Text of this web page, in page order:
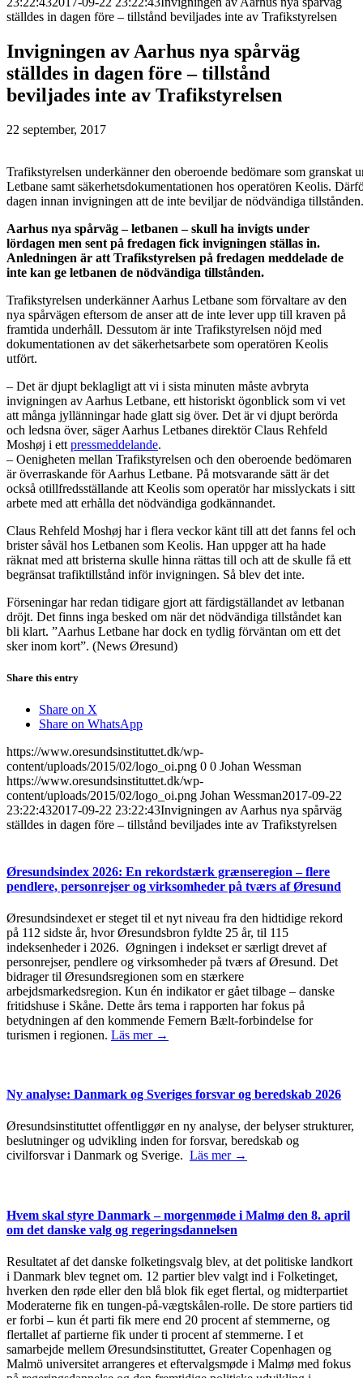
ställdes in dagen före – tillstånd beviljades inte av Trafikstyrelsen
Invigningen av Aarhus nya spårväg
ställdes in dagen före – tillstånd
beviljades inte av Trafikstyrelsen
22 september, 2017
Trafikstyrelsen underkänner den oberoende bedömare som granskat
Letbane samt säkerhetsdokumentationen hos operatören Keolis.
dagen innan invigningen att de inte beviljar de nödvändiga
Aarhus nya spårväg – letbanen – skull ha invigts under
lördagen men sent på fredagen fick invigningen ställas in.
Anledningen är att Trafikstyrelsen på fredagen meddelade de
inte kan ge letbanen de nödvändiga tillstånden.
Trafikstyrelsen underkänner Aarhus Letbane som förvaltare av den
nya spårvägen eftersom de anser att de inte lever upp till kraven på
framtida underhåll. Dessutom är inte Trafikstyrelsen nöjd med
dokumentationen av det säkerhetsarbete som operatören Keolis
utfört.
– Det är djupt beklagligt att vi i sista minuten måste avbryta
invigningen av Aarhus Letbane, ett historiskt ögonblick som vi vet
att många jyllänningar hade glatt sig över. Det är vi djupt berörda
och ledsna över, säger Aarhus Letbanes direktör Claus Rehfeld
Moshøj i ett pressmeddelande.
– Oenigheten mellan Trafikstyrelsen och den oberoende bedömaren
är överraskande för Aarhus Letbane. På motsvarande sätt är det
också otillfredsställande att Keolis som operatör har misslyckats i sitt
arbete med att erhålla det nödvändiga godkännandet.
Claus Rehfeld Moshøj har i flera veckor känt till att det fanns fel och
brister såväl hos Letbanen som Keolis. Han uppger att ha hade
räknat med att bristerna skulle hinna rättas till och att de skulle få ett
begränsat trafiktillstånd inför invigningen. Så blev det inte.
Förseningar har redan tidigare gjort att färdigställandet av letbanan
dröjt. Det finns inga besked om när det nödvändiga tillståndet kan
bli klart. ”Aarhus Letbane har dock en tydlig förväntan om ett det
sker inom kort”. (News Øresund)
Share this entry
Share on X
Share on WhatsApp
https://www.oresundsinstituttet.dk/wp-
content/uploads/2015/02/logo_oi.png 0 0 Johan Wessman
https://www.oresundsinstituttet.dk/wp-
content/uploads/2015/02/logo_oi.png Johan Wessman2017-09-22
23:22:432017-09-22 23:22:43Invigningen av Aarhus nya spårväg
ställdes in dagen före – tillstånd beviljades inte av Trafikstyrelsen
Øresundsindex 2026: En rekordstærk grænseregion – flere
pendlere, personrejser og virksomheder på tværs af Øresund
Øresundsindexet er steget til et nyt niveau fra den hidtidige rekord
på 112 sidste år, hvor Øresundsbron fyldte 25 år, til 115
indeksenheder i 2026. Øgningen i indekset er særligt drevet af
personrejser, pendlere og virksomheder på tværs af Øresund. Det
bidrager til Øresundsregionen som en stærkere
arbejdsmarkedsregion. Kun én indikator er gået tilbage – danske
fritidshuse i Skåne. Dette års tema i rapporten har fokus på
betydningen af den kommende Femern Bælt-forbindelse for
turismen i regionen. Läs mer →
Ny analyse: Danmark og Sveriges forsvar og beredskab 2026
Øresundsinstituttet offentliggør en ny analyse, der belyser strukturer,
beslutninger og udvikling inden for forsvar, beredskab og
civilforsvar i Danmark og Sverige. Läs mer →
Hvem skal styre Danmark – morgenmøde i Malmø den 8. april
om det danske valg og regeringsdannelsen
Resultatet af det danske folketingsvalg blev, at det politiske landkort
i Danmark blev tegnet om. 12 partier blev valgt ind i Folketinget,
hverken den røde eller den blå blok fik eget flertal, og midterpartiet
Moderaterne fik en tungen-på-vægtskålen-rolle. De store partiers tid
er forbi – kun ét parti fik mere end 20 procent af stemmerne, og
flertallet af partierne fik under ti procent af stemmerne. I et
samarbejde mellem Øresundsinstituttet, Greater Copenhagen og
Malmö universitet arrangeres et eftervalgsmøde i Malmø med fokus